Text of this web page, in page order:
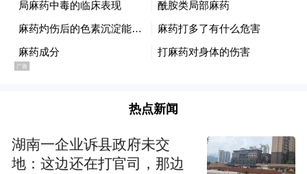
热点新闻
湖南一企业诉县政府未交
地：这边还在打官司，那边